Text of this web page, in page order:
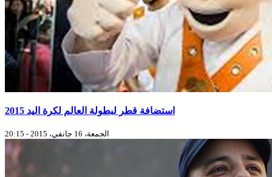
استضافة قطر لبطولة العالم لكرة اليد 2015
الجمعة، 16 جانفي، 2015 - 20:15